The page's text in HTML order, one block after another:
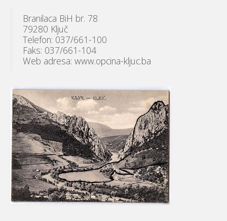
Branilaca BiH br. 78
79280 Ključ
Telefon: 037/661-100
Faks: 037/661-104
Web adresa: www.opcina-kljuc.ba